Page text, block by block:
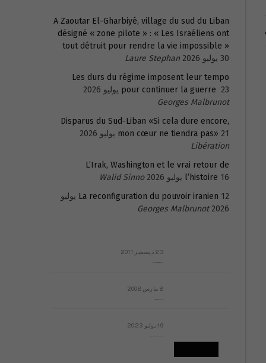
A Zaoutar El-Gharbiyé, village du sud du Liban
désigné « zone pilote » : « Les Israéliens ont
tout détruit pour rendre la vie impossible »
30 يوليو 2026
Laure Stephan
Les durs du régime imposent leur tempo
pour continuer la guerre 23 يوليو 2026
Georges Malbrunot
Disparus du Sud-Liban «Si cela dure encore,
mon cœur ne tiendra pas» 21 يوليو 2026
Libération
L’Irak, Washington et le vrai retour de
l’histoire 16 يوليو 2026
Walid Sinno
La reconfiguration du pouvoir iranien 12 يوليو
2026
Georges Malbrunot
23 ديسمبر 2011
8 مارس 2008
19 يوليو 2023